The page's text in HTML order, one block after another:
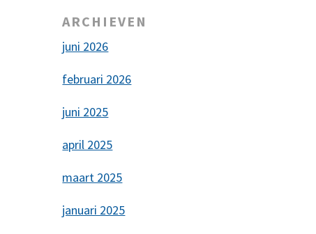
ARCHIEVEN
juni 2026
februari 2026
juni 2025
april 2025
maart 2025
januari 2025